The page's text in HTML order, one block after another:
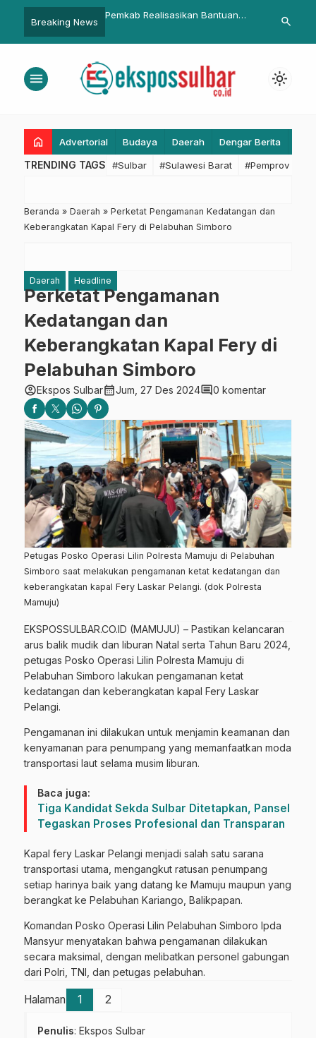
Breaking News
Lintas dengan
dan Kampanye
Pemkab Realisasikan Bantuan
Gubernur
search
menu light_mode
home Advertorial Budaya Daerah Dengar Berita
TRENDING TAGS #Sulbar #Sulawesi Barat #Pemprov
Beranda » Daerah » Perketat Pengamanan Kedatangan dan
Keberangkatan Kapal Fery di Pelabuhan Simboro
Daerah Headline
Perketat Pengamanan
Kedatangan dan
Keberangkatan Kapal Fery di
Pelabuhan Simboro
account_circleEkspos Sulbarcalendar_monthJum, 27 Des 2024comment0 komentar
Petugas Posko Operasi Lilin Polresta Mamuju di Pelabuhan
Simboro saat melakukan pengamanan ketat kedatangan dan
keberangkatan kapal Fery Laskar Pelangi. (dok Polresta
Mamuju)
EKSPOSSULBAR.CO.ID (MAMUJU) – Pastikan kelancaran
arus balik mudik dan liburan Natal serta Tahun Baru 2024,
petugas Posko Operasi Lilin Polresta Mamuju di
Pelabuhan Simboro lakukan pengamanan ketat
kedatangan dan keberangkatan kapal Fery Laskar
Pelangi.
Pengamanan ini dilakukan untuk menjamin keamanan dan
kenyamanan para penumpang yang memanfaatkan moda
transportasi laut selama musim liburan.
Baca juga:
Tiga Kandidat Sekda Sulbar Ditetapkan, Pansel
Tegaskan Proses Profesional dan Transparan
Kapal fery Laskar Pelangi menjadi salah satu sarana
transportasi utama, mengangkut ratusan penumpang
setiap harinya baik yang datang ke Mamuju maupun yang
berangkat ke Pelabuhan Kariango, Balikpapan.
Komandan Posko Operasi Lilin Pelabuhan Simboro Ipda
Mansyur menyatakan bahwa pengamanan dilakukan
secara maksimal, dengan melibatkan personel gabungan
dari Polri, TNI, dan petugas pelabuhan.
Halaman 1 2
Penulis: Ekspos Sulbar